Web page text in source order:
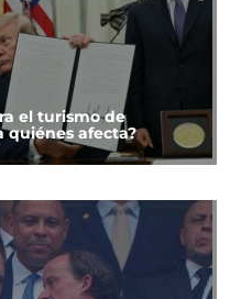
el turismo de
quiénes afecta?